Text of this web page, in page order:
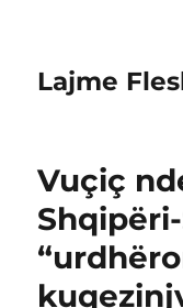
Lajme
Vuçiç